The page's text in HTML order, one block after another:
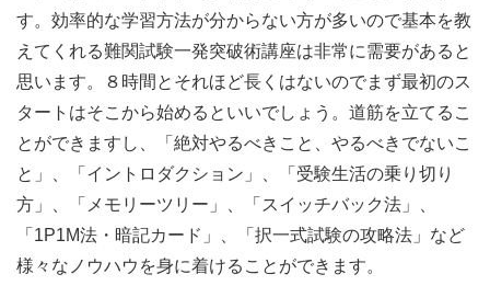
す。効率的な学習方法が分からない方が多いので基本を教
えてくれる難関試験一発突破術講座は非常に需要があると
思います。８時間とそれほど長くはないのでまず最初のス
タートはそこから始めるといいでしょう。道筋を立てるこ
とができますし、「絶対やるべきこと、やるべきでないこ
と」、「イントロダクション」、「受験生活の乗り切り
方」、「メモリーツリー」、「スイッチバック法」、
「1P1M法・暗記カード」、「択一式試験の攻略法」など
様々なノウハウを身に着けることができます。